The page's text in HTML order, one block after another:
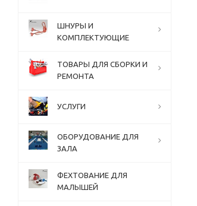
ШНУРЫ И
КОМПЛЕКТУЮЩИЕ
ТОВАРЫ ДЛЯ СБОРКИ И
РЕМОНТА
УСЛУГИ
ОБОРУДОВАНИЕ ДЛЯ
ЗАЛА
ФЕХТОВАНИЕ ДЛЯ
МАЛЫШЕЙ